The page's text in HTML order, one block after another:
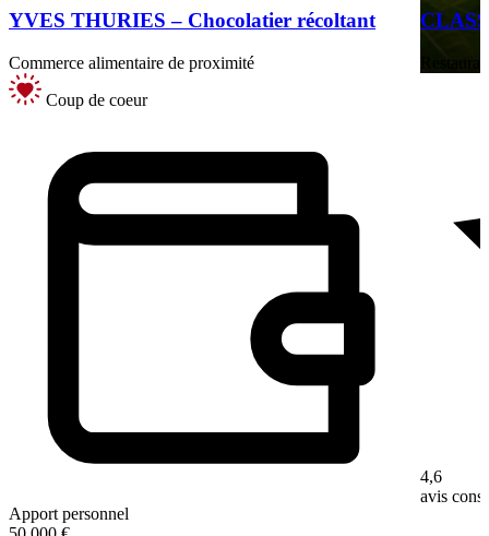
YVES THURIES – Chocolatier récoltant
Commerce alimentaire de proximité
Coup de coeur
Apport personnel
4,6
avis